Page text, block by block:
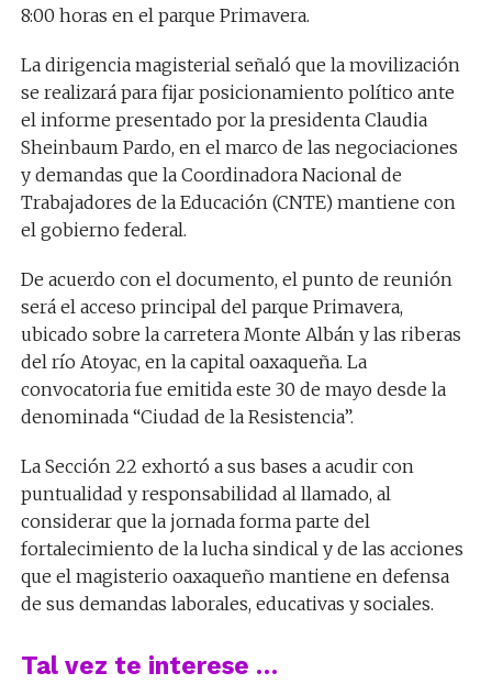
8:00 horas en el parque Primavera.
La dirigencia magisterial señaló que la movilización
se realizará para fijar posicionamiento político ante
el informe presentado por la presidenta Claudia
Sheinbaum Pardo, en el marco de las negociaciones
y demandas que la Coordinadora Nacional de
Trabajadores de la Educación (CNTE) mantiene con
el gobierno federal.
De acuerdo con el documento, el punto de reunión
será el acceso principal del parque Primavera,
ubicado sobre la carretera Monte Albán y las riberas
del río Atoyac, en la capital oaxaqueña. La
convocatoria fue emitida este 30 de mayo desde la
denominada “Ciudad de la Resistencia”.
La Sección 22 exhortó a sus bases a acudir con
puntualidad y responsabilidad al llamado, al
considerar que la jornada forma parte del
fortalecimiento de la lucha sindical y de las acciones
que el magisterio oaxaqueño mantiene en defensa
de sus demandas laborales, educativas y sociales.
Tal vez te interese …